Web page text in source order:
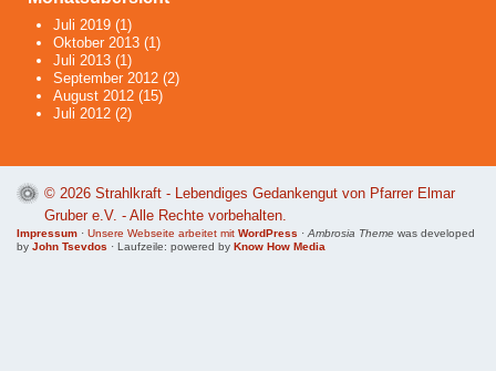
Juli 2019 (1)
Oktober 2013 (1)
Juli 2013 (1)
September 2012 (2)
August 2012 (15)
Juli 2012 (2)
© 2026 Strahlkraft - Lebendiges Gedankengut von Pfarrer Elmar
Gruber e.V. - Alle Rechte vorbehalten.
Impressum · Unsere Webseite arbeitet mit WordPress · Ambrosia Theme was developed
by John Tsevdos · Laufzeile: powered by Know How Media